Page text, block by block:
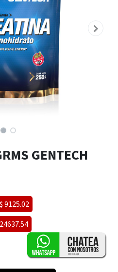
GENTECH
9125.02